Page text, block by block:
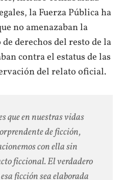
la Fuerza Pública ha
no amenazaban la
derechos del resto de la
contra el estatus de las
del relato oficial.
que en nuestras vidas
de ficción,
con ella sin
ficcional. El verdadero
ficción sea elaborada